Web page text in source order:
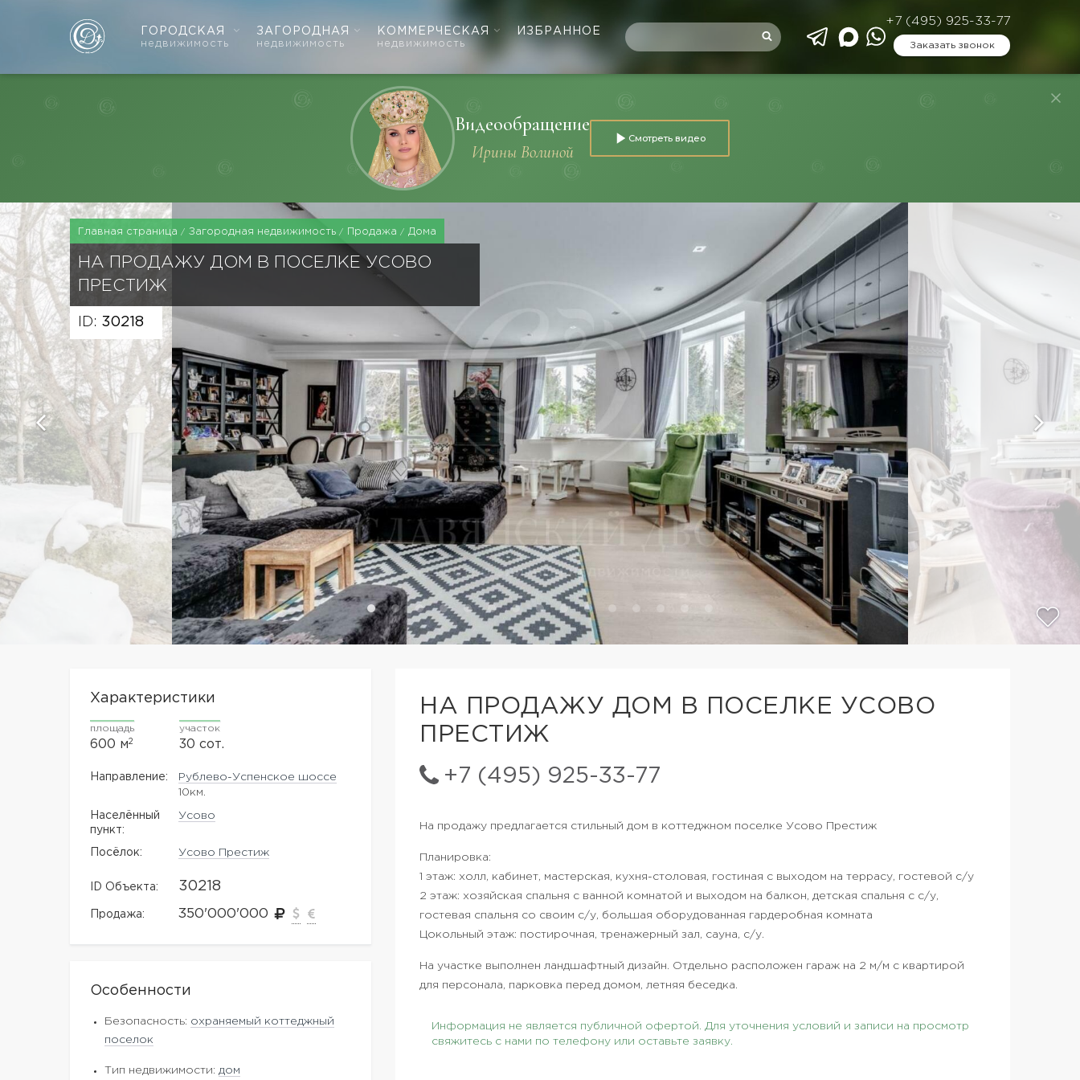
ГОРОДСКАЯ
недвижимость
ЗАГОРОДНАЯ
недвижимость
КОММЕРЧЕСКАЯ
недвижимость
ИЗБРАННОЕ
+7 (495) 925-33-77
Заказать звонок
Видеообращение
Ирины Волиной
Смотреть видео
Главная страница Загородная недвижимость Продажа Дома
НА ПРОДАЖУ ДОМ В ПОСЕЛКЕ УСОВО
ПРЕСТИЖ
ID: 30218
НА ПРОДАЖУ ДОМ В ПОСЕЛКЕ УСОВО
ПРЕСТИЖ
+7 (495) 925-33-77
Характеристики
площадь
600 м2
участок
30 сот.
Направление:
Рублево-Успенское шоссе
10км.
Населённый
пункт:
Усово
Посёлок: Усово Престиж
ID Объекта: 30218
Продажа: 350'000'000
Особенности
Безопасность: охраняемый коттеджный
поселок
Тип недвижимости: дом
На продажу предлагается стильный дом в коттеджном поселке Усово Престиж
Планировка:
1 этаж: холл, кабинет, мастерская, кухня-столовая, гостиная с выходом на террасу, гостевой с/у
2 этаж: хозяйская спальня с ванной комнатой и выходом на балкон, детская спальня с с/у,
гостевая спальня со своим с/у, большая оборудованная гардеробная комната
Цокольный этаж: постирочная, тренажерный зал, сауна, с/у.
На участке выполнен ландшафтный дизайн. Отдельно расположен гараж на 2 м/м с квартирой
для персонала, парковка перед домом, летняя беседка.
Информация не является публичной офертой. Для уточнения условий и записи на просмотр
свяжитесь с нами по телефону или оставьте заявку.